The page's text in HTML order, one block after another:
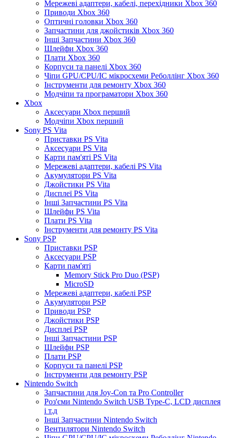
Мережеві адаптери, кабелі, перехідники Xbox 360
Приводи Xbox 360
Оптичні головки Xbox 360
Запчастини для джойстиків Xbox 360
Інші Запчастини Xbox 360
Шлейфи Xbox 360
Плати Xbox 360
Корпуси та панелі Xbox 360
Чіпи GPU/CPU/IC мікросхеми Реболлінг Xbox 360
Інструменти для ремонту Xbox 360
Модчіпи та програматори Xbox 360
Xbox
Аксесуари Xbox перший
Модчіпи Xbox перший
Sony PS Vita
Приставки PS Vita
Аксесуари PS Vita
Карти пам'яті PS Vita
Мережеві адаптери, кабелі PS Vita
Акумулятори PS Vita
Джойстики PS Vita
Дисплеї PS Vita
Інші Запчастини PS Vita
Шлейфи PS Vita
Плати PS Vita
Інструменти для ремонту PS Vita
Sony PSP
Приставки PSP
Аксесуари PSP
Карти пам'яті
Memory Stick Pro Duo (PSP)
MicroSD
Мережеві адаптери, кабелі PSP
Акумулятори PSP
Приводи PSP
Джойстики PSP
Дисплеї PSP
Інші Запчастини PSP
Шлейфи PSP
Плати PSP
Корпуси та панелі PSP
Інструменти для ремонту PSP
Nintendo Switch
Запчастини для Joy-Con та Pro Controller
Роз'єми Nintendo Switch USB Type-C, LCD дисплея
і т.д
Інші Запчастини Nintendo Switch
Вентилятори Nintendo Switch